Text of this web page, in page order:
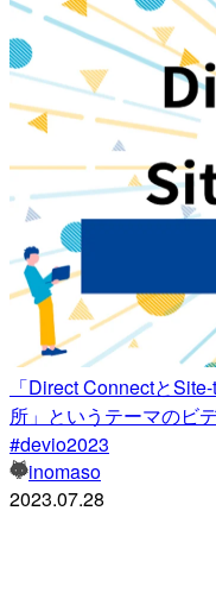
「Direct Connectと
所」というテーマのビ
#devio2023
inomaso
2023.07.28